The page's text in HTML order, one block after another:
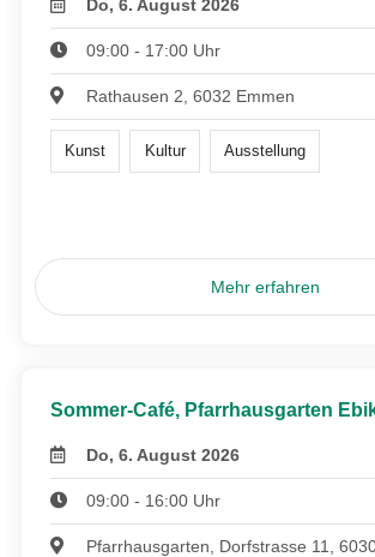
Do, 6. August 2026
09:00 - 17:00 Uhr
Rathausen 2, 6032 Emmen
Kunst Kultur Ausstellung
Mehr erfahren
Sommer-Café, Pfarrhausgarten
Do, 6. August 2026
09:00 - 16:00 Uhr
Pfarrhausgarten, Dorfstrasse 11,